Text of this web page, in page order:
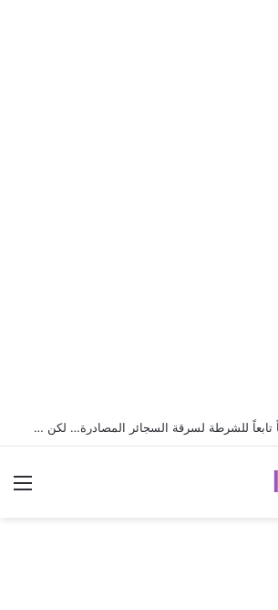
لسرقة السجائر المصادرة… لكن خطأ صغير أثناء الهروب أسقط الخطة وكشفهم!